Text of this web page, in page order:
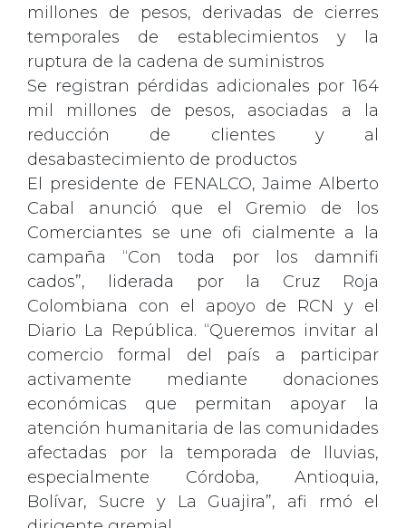
millones de pesos, derivadas de cierres
temporales de establecimientos y la
ruptura de la cadena de suministros
Se registran pérdidas adicionales por 164
mil millones de pesos, asociadas a la
reducción de clientes y al
desabastecimiento de productos
El presidente de FENALCO, Jaime Alberto
Cabal anunció que el Gremio de los
Comerciantes se une ofi cialmente a la
campaña “Con toda por los damnifi
cados”, liderada por la Cruz Roja
Colombiana con el apoyo de RCN y el
Diario La República. “Queremos invitar al
comercio formal del país a participar
activamente mediante donaciones
económicas que permitan apoyar la
atención humanitaria de las comunidades
afectadas por la temporada de lluvias,
especialmente Córdoba, Antioquia,
Bolívar, Sucre y La Guajira”, afi rmó el